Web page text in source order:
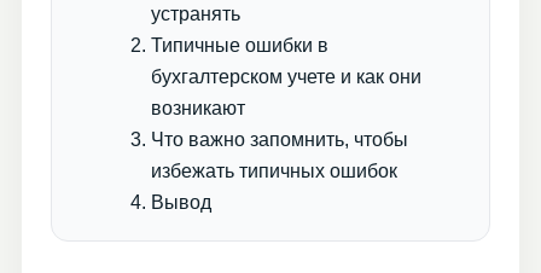
устранять
Типичные ошибки в
бухгалтерском учете и как они
возникают
Что важно запомнить, чтобы
избежать типичных ошибок
Вывод